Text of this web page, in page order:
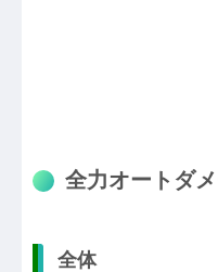
全力オートダ
全体